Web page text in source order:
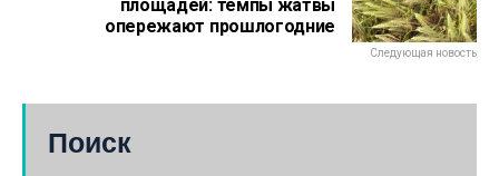
площадей: темпы жатвы
опережают прошлогодние
Следующая новость
Поиск